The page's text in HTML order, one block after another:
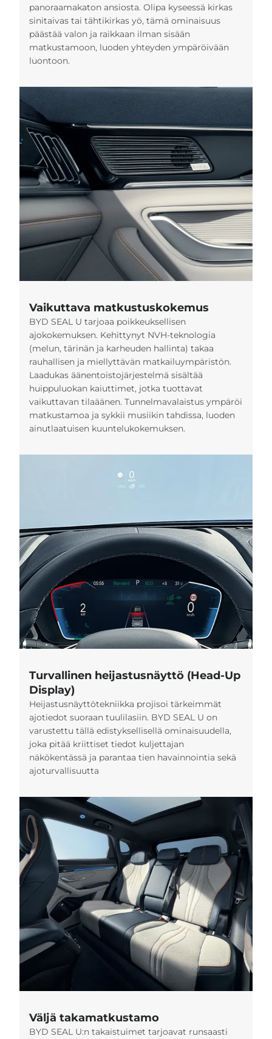
panoraamakaton ansiosta. Olipa kyseessä kirkas
sinitaivas tai tähtikirkas yö, tämä ominaisuus
päästää valon ja raikkaan ilman sisään
matkustamoon, luoden yhteyden ympäröivään
luontoon.
Vaikuttava matkustuskokemus
BYD SEAL U tarjoaa poikkeuksellisen
ajokokemuksen. Kehittynyt NVH-teknologia
(melun, tärinän ja karheuden hallinta) takaa
rauhallisen ja miellyttävän matkailuympäristön.
Laadukas äänentoistojärjestelmä sisältää
huippuluokan kaiuttimet, jotka tuottavat
vaikuttavan tilaäänen. Tunnelmavalaistus ympäröi
matkustamoa ja sykkii musiikin tahdissa, luoden
ainutlaatuisen kuuntelukokemuksen.
Turvallinen heijastusnäyttö (Head-Up
Display)
Heijastusnäyttötekniikka projisoi tärkeimmät
ajotiedot suoraan tuulilasiin. BYD SEAL U on
varustettu tällä edistyksellisellä ominaisuudella,
joka pitää kriittiset tiedot kuljettajan
näkökentässä ja parantaa tien havainnointia sekä
ajoturvallisuutta
Väljä takamatkustamo
BYD SEAL U:n takaistuimet tarjoavat runsaasti